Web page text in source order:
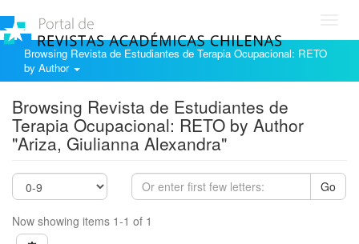
Browsing Revista de Estudiantes de Terapia Ocupacional: RETO
by Author
Browsing Revista de Estudiantes de
Terapia Ocupacional: RETO by Author
"Ariza, Giulianna Alexandra"
Go
Now showing items 1-1 of 1